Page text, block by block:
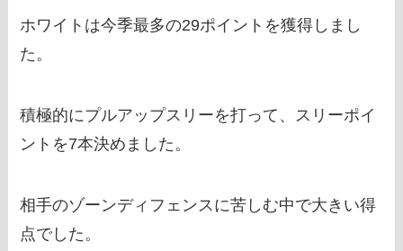
ホワイトは今季最多の29ポイントを獲得しまし
た。
積極的にプルアップスリーを打って、スリーポイ
ントを7本決めました。
相手のゾーンディフェンスに苦しむ中で大きい得
点でした。